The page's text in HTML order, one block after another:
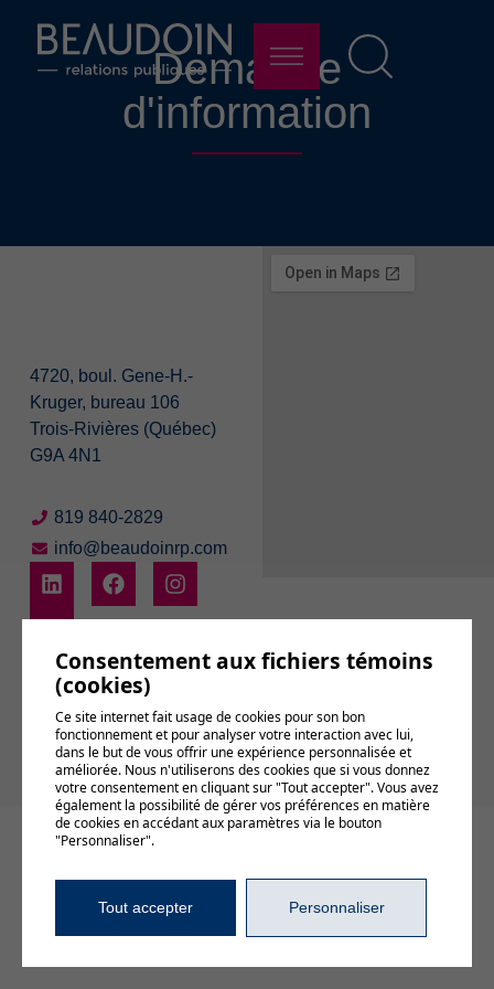
Demande
d'information
4720, boul. Gene-H.-
Kruger, bureau 106
Trois-Rivières (Québec)
G9A 4N1
819 840-2829
info@beaudoinrp.com
Abonnez-vous à
notre infolettre
© 2026, Tous droits réservés, BEAUDOIN relations publiques
Conditions d’utilisation et politique de confidentialité
DESIGN + WEB HÉBERGEMENT
Consentement aux fichiers témoins
(cookies)
Ce site internet fait usage de cookies pour son bon
fonctionnement et pour analyser votre interaction avec lui,
dans le but de vous offrir une expérience personnalisée et
améliorée. Nous n'utiliserons des cookies que si vous donnez
votre consentement en cliquant sur "Tout accepter". Vous avez
également la possibilité de gérer vos préférences en matière
de cookies en accédant aux paramètres via le bouton
"Personnaliser".
Tout accepter Personnaliser